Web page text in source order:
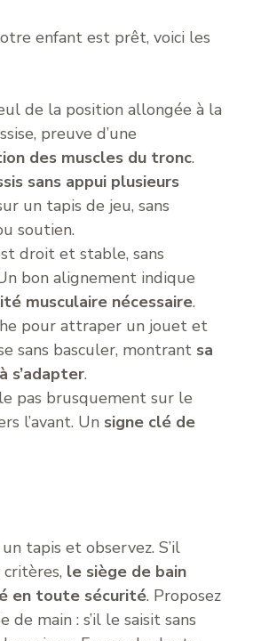
enfant est prêt, voici les
de la position allongée à la
preuve d’une
des muscles du tronc.
sans appui plusieurs
un tapis de jeu, sans
soutien.
droit et stable, sans
Un bon alignement indique
musculaire nécessaire.
pour attraper un jouet et
sans basculer, montrant sa
s’adapter.
pas brusquement sur le
l’avant. Un signe clé de
tapis et observez. S’il
le siège de bain
en toute sécurité. Proposez
main : s’il le saisit sans